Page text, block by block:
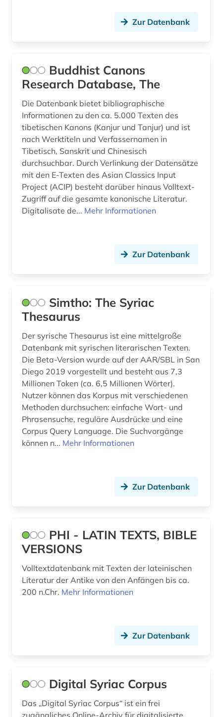
frauenforschung (2)
frauengeschichte (1)
frauenliteratur (1)
galicisch-portugiesisch (1)
galloromanistik (8)
geistesleben (4)
geisteswissenschaften (1)
genealogie (1)
geografie (2)
germanistik (1)
geschichte (68)
geschichte &lt;1731-1869&gt; (1)
geschichte 1000-1917 (1)
geschichte 1250-1500 (1)
geschichte 1500 - 1700 (1)
geschichte 1500-1900 (2)
geschichte 1500-2014 (1)
geschichte 1552-1802 (1)
geschichte 1641-1700 (1)
geschichte 1700 ff. (1)
Zur Datenbank
Buddhist Canons
Research Database, The
Die Datenbank bietet bibliographische
Informationen zu den ca. 5.000 Texten des
tibetischen Kanons (Kanjur und Tanjur) und ist
nach Werktiteln und Verfassernamen in
Tibetisch, Sanskrit und Chinesisch
durchsuchbar. Durch Verlinkung der Datensätze
mit den E-Texten des Asian Classics Input
Project (ACIP) besteht darüber hinaus Volltext-
Zugriff auf die gesamte kanonische Literatur.
Digitalisate de... Mehr Informationen
Zur Datenbank
Simtho: The Syriac
Thesaurus
Der syrische Thesaurus ist eine mittelgroße
Datenbank mit syrischen literarischen Texten.
Die Beta-Version wurde auf der AAR/SBL in San
Diego 2019 vorgestellt und besteht aus 7,3
Millionen Token (ca. 6,5 Millionen Wörter).
Nutzer können das Korpus mit verschiedenen
Methoden durchsuchen: einfache Wort- und
Phrasensuche, reguläre Ausdrücke und eine
Corpus Query Language. Die Suchvorgänge
können n... Mehr Informationen
Zur Datenbank
PHI - LATIN TEXTS, BIBLE
VERSIONS
Volltextdatenbank mit Texten der lateinischen
Literatur der Antike von den Anfängen bis ca.
200 n.Chr. Mehr Informationen
Zur Datenbank
Digital Syriac Corpus
Das „Digital Syriac Corpus“ ist ein frei